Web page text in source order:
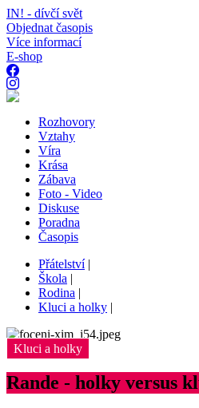
IN! - dívčí svět
Objednat časopis
Více informací
E-shop
Rozhovory
Vztahy
Víra
Krása
Zábava
Foto - Video
Diskuse
Poradna
Časopis
Přátelství|
Škola |
Rodina |
Kluci a holky |
Kluci a holky
Rande - holky versus